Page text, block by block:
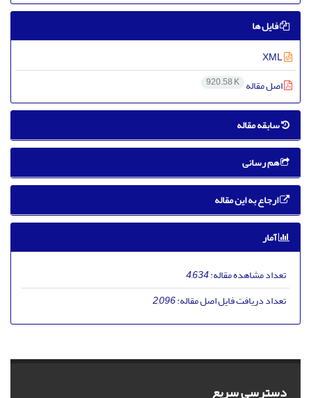
فایل ها
اصل مقاله 920.58 K
سابقه مقاله
هم رسانی
ارجاع به این مقاله
آمار
تعداد مشاهده مقاله:4,634
تعداد دریافت فایل اصل مقاله:2,096
دسترسی سریع